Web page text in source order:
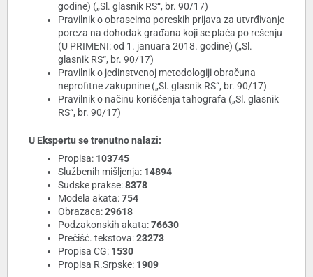
godine) („Sl. glasnik RS“, br. 90/17)
Pravilnik o obrascima poreskih prijava za utvrđivanje
poreza na dohodak građana koji se plaća po rešenju
(U PRIMENI: od 1. januara 2018. godine) („Sl.
glasnik RS“, br. 90/17)
Pravilnik o jedinstvenoj metodologiji obračuna
neprofitne zakupnine („Sl. glasnik RS“, br. 90/17)
Pravilnik o načinu korišćenja tahografa („Sl. glasnik
RS“, br. 90/17)
U Ekspertu se trenutno nalazi:
Propisa: 103745
Službenih mišljenja: 14894
Sudske prakse:8378
Modela akata:754
Obrazaca:29618
Podzakonskih akata:76630
Prečišć. tekstova:23273
Propisa CG: 1530
Propisa R.Srpske: 1909